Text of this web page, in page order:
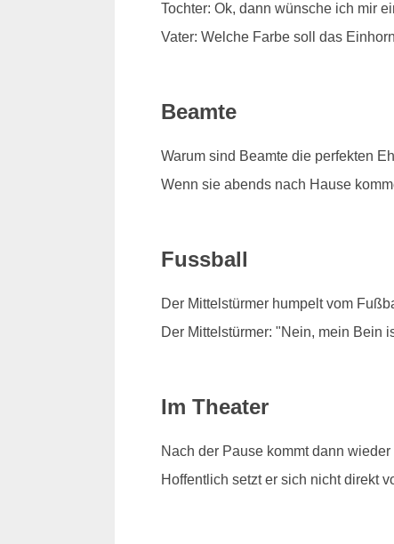
Tochter: Ok, dann wünsche ich mir
Vater: Welche Farbe soll das
Beamte
Warum sind Beamte die perfekten
Wenn sie abends nach Hause
Fussball
Der Mittelstürmer humpelt vom
Der Mittelstürmer: "Nein, mein Bein
Im Theater
Nach der Pause kommt dann
Hoffentlich setzt er sich nicht direkt